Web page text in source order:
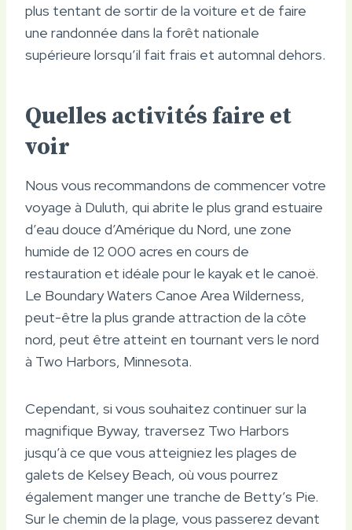
plus tentant de sortir de la voiture et de faire
une randonnée dans la forêt nationale
supérieure lorsqu’il fait frais et automnal dehors.
Quelles activités faire et
voir
Nous vous recommandons de commencer votre
voyage à Duluth, qui abrite le plus grand estuaire
d’eau douce d’Amérique du Nord, une zone
humide de 12 000 acres en cours de
restauration et idéale pour le kayak et le canoë.
Le Boundary Waters Canoe Area Wilderness,
peut-être la plus grande attraction de la côte
nord, peut être atteint en tournant vers le nord
à Two Harbors, Minnesota.
Cependant, si vous souhaitez continuer sur la
magnifique Byway, traversez Two Harbors
jusqu’à ce que vous atteigniez les plages de
galets de Kelsey Beach, où vous pourrez
également manger une tranche de Betty’s Pie.
Sur le chemin de la plage, vous passerez devant